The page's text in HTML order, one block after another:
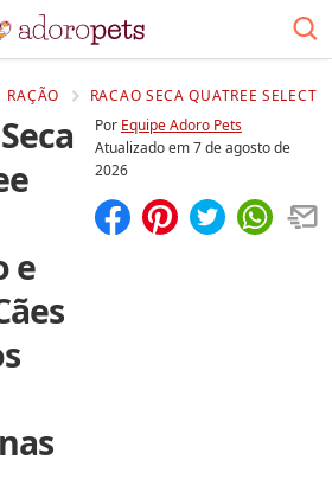
RAÇÃO RACAO SECA QUATREE SELECT
e
Por Equipe Adoro Pets
Atualizado em7 de agosto de
2026